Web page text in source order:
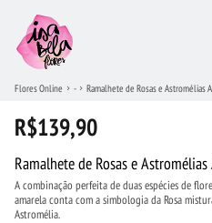
Flores Online - Ramalhete de Rosas e Astromélias
R$139,90
Ramalhete de Rosas e
A combinação perfeita de duas espécies de
amarela conta com a simbologia da Rosa
Astromélia.